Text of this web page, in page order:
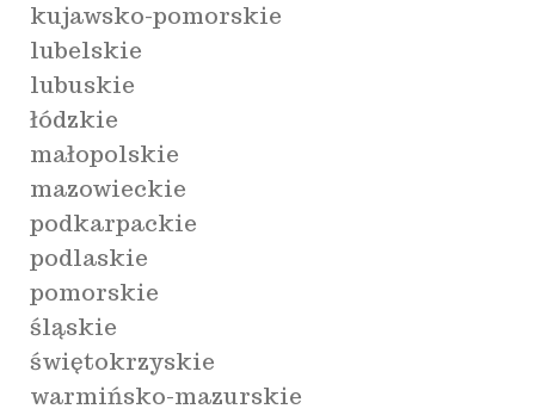
kujawsko-pomorskie
lubelskie
lubuskie
łódzkie
małopolskie
mazowieckie
podkarpackie
podlaskie
pomorskie
śląskie
świętokrzyskie
warmińsko-mazurskie